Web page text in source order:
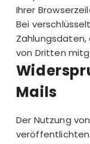
Ihrer
Bei
von Dritten
Mails
Der Nutzung